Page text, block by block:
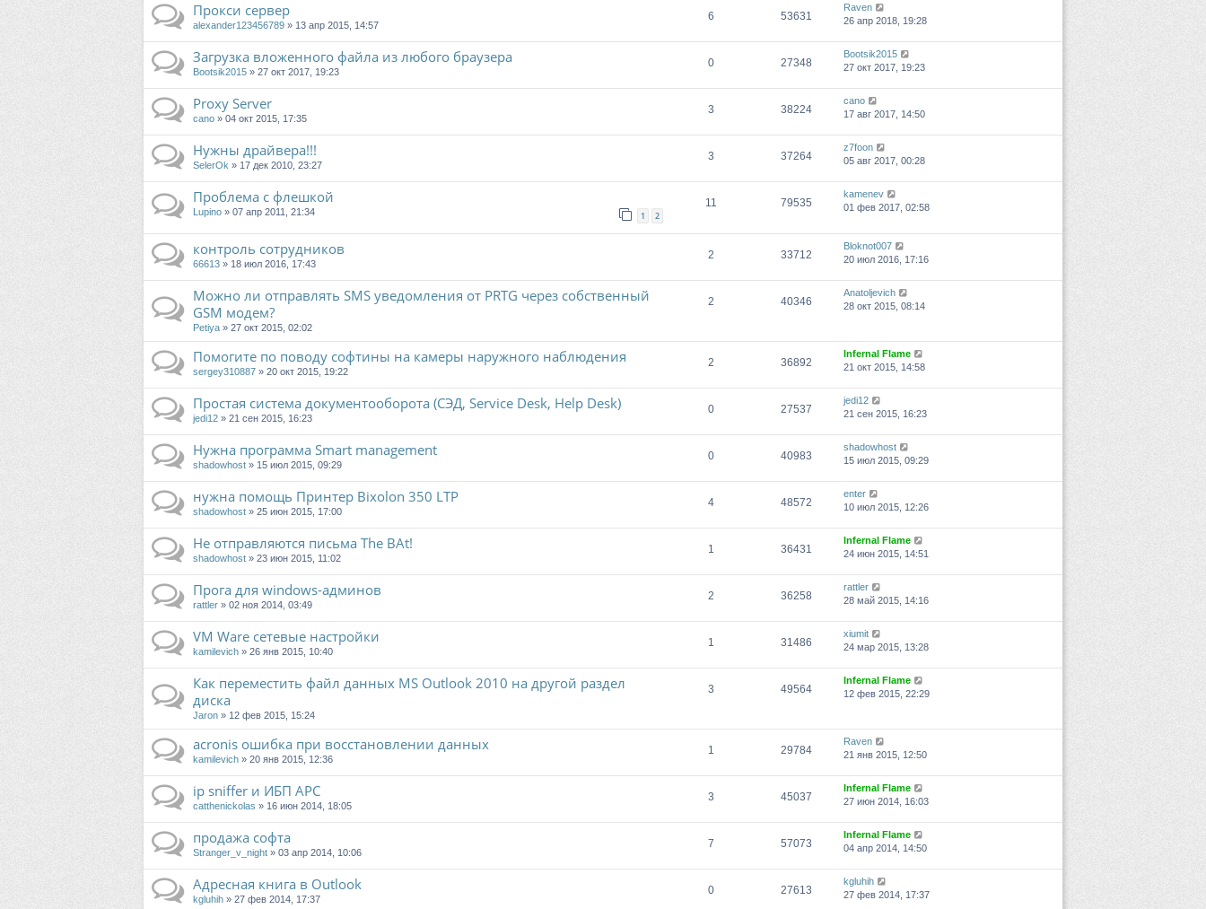
Прокси сервер
alexander123456789 » 13 апр 2015, 14:57
6 53631
Raven
26 апр 2018, 19:28
Загрузка вложенного файла из любого браузера
Bootsik2015 » 27 окт 2017, 19:23
0 27348
Bootsik2015
27 окт 2017, 19:23
Proxy Server
cano » 04 окт 2015, 17:35
3 38224
cano
17 авг 2017, 14:50
Нужны драйвера!!!
SelerOk » 17 дек 2010, 23:27
3 37264
z7foon
05 авг 2017, 00:28
Проблема с флешкой
Lupino » 07 апр 2011, 21:34 1 2
11 79535
kamenev
01 фев 2017, 02:58
контроль сотрудников
66613 » 18 июл 2016, 17:43
2 33712
Bloknot007
20 июл 2016, 17:16
Можно ли отправлять SMS уведомления от PRTG через собственный
GSM модем?
Petiya » 27 окт 2015, 02:02
2 40346
Anatoljevich
28 окт 2015, 08:14
Помогите по поводу софтины на камеры наружного наблюдения
sergey310887 » 20 окт 2015, 19:22
2 36892
Infernal Flame
21 окт 2015, 14:58
Простая система документооборота (СЭД, Service Desk, Help Desk)
jedi12 » 21 сен 2015, 16:23
0 27537
jedi12
21 сен 2015, 16:23
Нужна программа Smart management
shadowhost » 15 июл 2015, 09:29
0 40983
shadowhost
15 июл 2015, 09:29
нужна помощь Принтер Bixolon 350 LTP
shadowhost » 25 июн 2015, 17:00
4 48572
enter
10 июл 2015, 12:26
Не отправляются письма The BAt!
shadowhost » 23 июн 2015, 11:02
1 36431
Infernal Flame
24 июн 2015, 14:51
Прога для windows-админов
rattler » 02 ноя 2014, 03:49
2 36258
rattler
28 май 2015, 14:16
VM Ware сетевые настройки
kamilevich » 26 янв 2015, 10:40
1 31486
xiumit
24 мар 2015, 13:28
Как переместить файл данных MS Outlook 2010 на другой раздел
диска
Jaron » 12 фев 2015, 15:24
3 49564
Infernal Flame
12 фев 2015, 22:29
acronis ошибка при восстановлении данных
kamilevich » 20 янв 2015, 12:36
1 29784
Raven
21 янв 2015, 12:50
ip sniffer и ИБП APC
catthenickolas » 16 июн 2014, 18:05
3 45037
Infernal Flame
27 июн 2014, 16:03
продажа софта
Stranger_v_night » 03 апр 2014, 10:06
7 57073
Infernal Flame
04 апр 2014, 14:50
Адресная книга в Outlook
kgluhih » 27 фев 2014, 17:37
0 27613
kgluhih
27 фев 2014, 17:37